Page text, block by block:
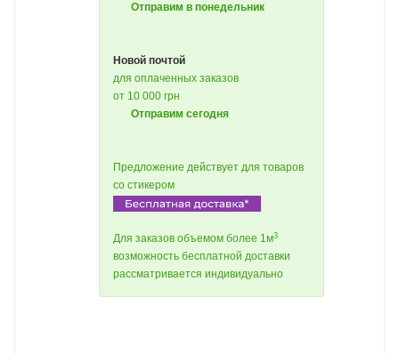
Отправим в понедельник
Новой почтой
для оплаченных заказов
от 10 000 грн
Отправим сегодня
Предложение действует для товаров
со стикером
Для заказов объемом более 1м3
возможность бесплатной доставки
рассматривается индивидуально